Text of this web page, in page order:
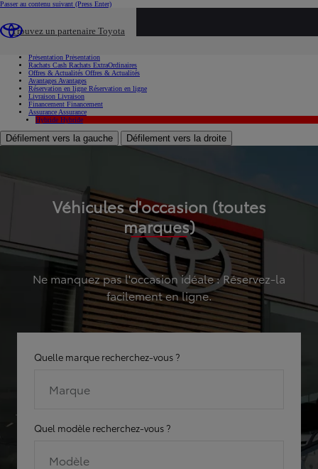
Passer au contenu suivant (Press Enter)
Trouvez un partenaire Toyota
Présentation Présentation
Rachats Cash Rachats ExtraOrdinaires
Offres & Actualités Offres & Actualités
Avantages Avantages
Réservation en ligne Réservation en ligne
Livraison Livraison
Financement Financement
Assurance Assurance
Hybride Hybride
Défilement vers la gauche Défilement vers la droite
Véhicules d'occasion (toutes
marques)
Ne manquez pas l'occasion idéale : Réservez-la
facilement en ligne.
Quelle marque recherchez-vous ?
Marque
Quel modèle recherchez-vous ?
Modèle